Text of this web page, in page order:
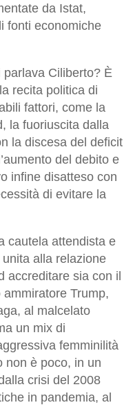
da Istat,
fonti economiche
Ciliberto? È
recita politica di
fattori, come la
la fuoriuscita dalla
la discesa del deficit
del debito e
infine disatteso con
di evitare la
cautela attendista e
alla relazione
accreditare sia con il
Trump,
al malcelato
un mix di
femminilità
non è poco, in un
crisi del 2008
in pandemia, al